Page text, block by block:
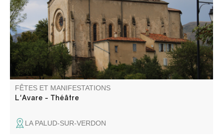
de l'avarice, le pouvoir de l'amour et la rébellion contre le
despotisme. Suivi d'un repas partagé.
FÊTES ET MANIFESTATIONS
L'Avare - Théâtre
LA PALUD-SUR-VERDON